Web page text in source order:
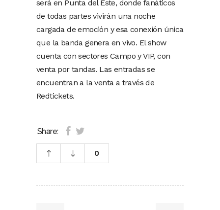
será en Punta del Este, donde fanáticos
de todas partes vivirán una noche
cargada de emoción y esa conexión única
que la banda genera en vivo. El show
cuenta con sectores Campo y VIP, con
venta por tandas. Las entradas se
encuentran a la venta a través de
Redtickets.
Share:
0